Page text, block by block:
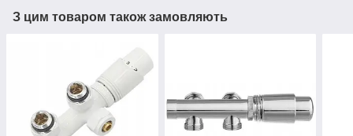
З цим товаром також замовляють